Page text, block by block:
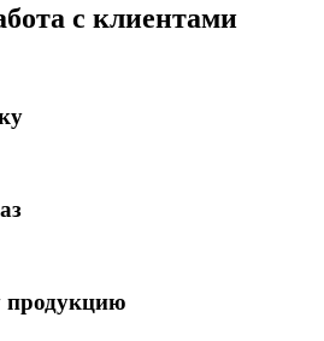
с клиентами
продукцию